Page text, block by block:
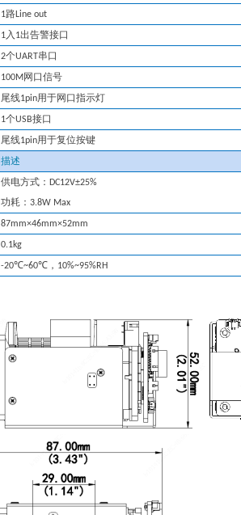
1路Line out
1入1出告警接口
2个UART串口
100M网口信号
尾线1pin用于网口指示灯
1个USB接口
尾线1pin用于复位按键
描述
供电方式 ： DC12V±25%
功耗 ：3.8W Max
87mm×46mm×52mm
0.1kg
-20℃~60℃ ， 10%~95% RH